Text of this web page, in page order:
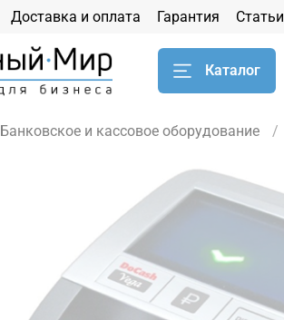
Доставка и оплата Гарантия Статьи
Каталог
Банковское и кассовое оборудование